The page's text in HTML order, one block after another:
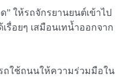
” ให้รถจักรยานยนต์เข้าไป
รื่อยๆ เสมือนเทน้ำออกจาก
ถใช้ถนนให้ความร่วมมือใน